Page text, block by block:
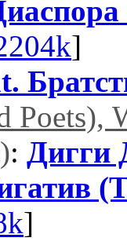
]
Poets),
: Дигги
]